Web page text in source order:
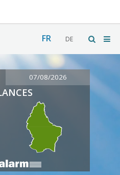
FR DE
07/08/2026